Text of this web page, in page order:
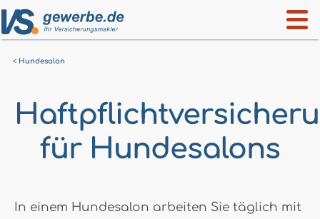
Hundesalon
für Hundesalons
In einem Hundesalon arbeiten Sie täglich mit